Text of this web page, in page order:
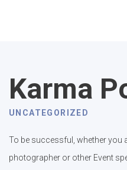
Karma
UNCATEGORIZED
To be successful, whether you
photographer or other Event